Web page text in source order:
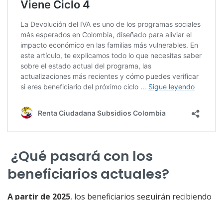
¿Qué pasará con los
beneficiarios actuales?
A partir de 2025, los beneficiarios seguirán recibiendo